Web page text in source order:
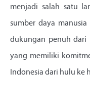
menjadi salah satu
sumber daya
dukungan penuh dari
yang memiliki
Indonesia dari hulu ke